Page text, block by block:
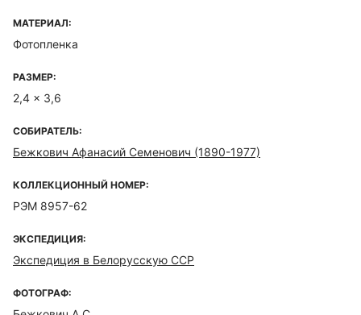
МАТЕРИАЛ:
Фотопленка
РАЗМЕР:
2,4 x 3,6
СОБИРАТЕЛЬ:
Бежкович Афанасий Семенович (1890-1977)
КОЛЛЕКЦИОННЫЙ НОМЕР:
РЭМ 8957-62
ЭКСПЕДИЦИЯ:
Экспедиция в Белорусскую ССР
ФОТОГРАФ: